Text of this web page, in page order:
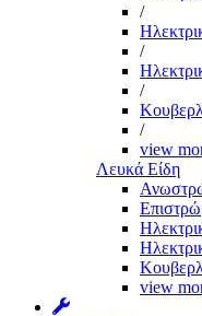
/
/
/
/
view
Λευκά Είδη
view